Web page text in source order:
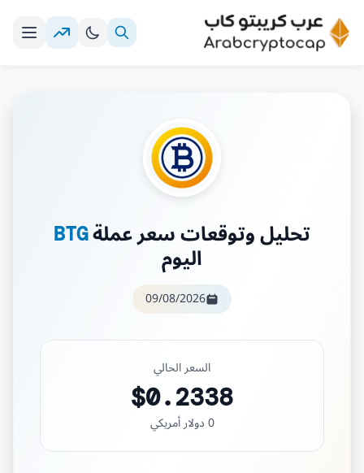
تحليل وتوقعات سعر عملةBTG
اليوم
09/08/2026
السعر الحالي
$0.2338
0 دولار أمريكي